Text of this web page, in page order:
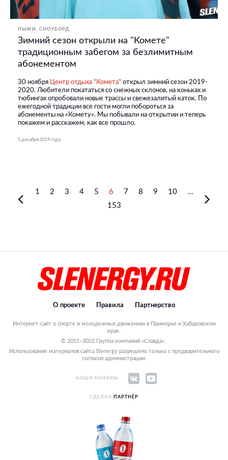
ЛЫЖИ, СНОУБОРД
Зимний сезон открыли на "Комете"
традиционным забегом за безлимитным
абонементом
30 ноября Центр отдыха "Комета" открыл зимний сезон 2019-
2020. Любители покататься со снежных склонов, на коньках и
тюбингах опробовали новые трассы и свежезалитый каток. По
ежегодной традиции все гости могли побороться за
абонементы на «Комету». Мы побывали на открытии и теперь
покажем и расскажем, как все прошло.
5 декабря 2019 года
1 2 3 4 5 6 7 8 9 10
...
153
О проекте Правила Партнерство
Интернет-сайт о спорте и молодежных движениях в Приморье и Хабаровском
крае.
© 2011–2022 Группа компаний «Славда».
Использование материалов сайта Slenergy разрешено только с предварительного
согласия администрации.
НАШИ КАНАЛЫ:
СДЕЛАЛ ПАРТНЁР